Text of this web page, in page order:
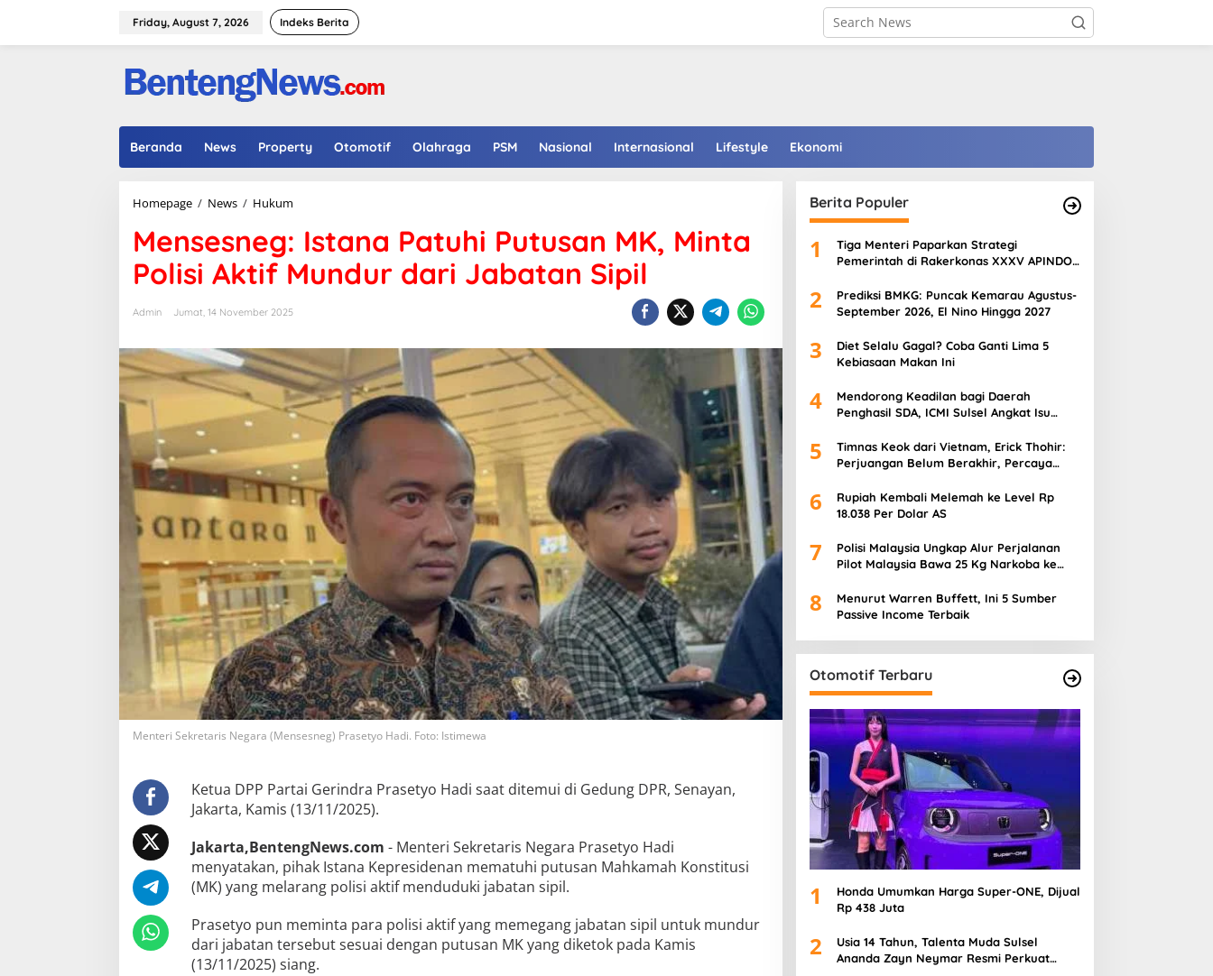
Friday, August 7, 2026 Indeks Berita
Beranda News Property Otomotif Olahraga PSM Nasional Internasional Lifestyle Ekonomi
Homepage / News / Hukum
Patuhi
Putusan
MK,
Minta
Aktif
dari
Jabatan
Sipil
Mensesneg: Istana Patuhi Putusan MK, Minta
Polisi Aktif Mundur dari Jabatan Sipil
Admin Jumat, 14 November 2025
Menteri Sekretaris Negara (Mensesneg) Prasetyo Hadi. Foto: Istimewa
Ketua DPP Partai Gerindra Prasetyo Hadi saat ditemui di Gedung DPR, Senayan,
Jakarta, Kamis (13/11/2025).
Jakarta,BentengNews.com - Menteri Sekretaris Negara Prasetyo Hadi
menyatakan, pihak Istana Kepresidenan mematuhi putusan Mahkamah Konstitusi
(MK) yang melarang polisi aktif menduduki jabatan sipil.
Prasetyo pun meminta para polisi aktif yang memegang jabatan sipil untuk mundur
dari jabatan tersebut sesuai dengan putusan MK yang diketok pada Kamis
(13/11/2025) siang.
Berita Populer
1
Tiga Menteri Paparkan Strategi
Pemerintah di Rakerkonas XXXV APINDO
2
Prediksi BMKG: Puncak Kemarau Agustus-
September 2026, El Nino Hingga 2027
3
Diet Selalu Gagal? Coba Ganti Lima 5
Kebiasaan Makan Ini
4
Mendorong Keadilan bagi Daerah
Penghasil SDA, ICMI Sulsel Angkat Isu
5
Timnas Keok dari Vietnam, Erick Thohir:
Perjuangan Belum Berakhir, Percaya
6
Rupiah Kembali Melemah ke Level Rp
18.038 Per Dolar AS
7
Polisi Malaysia Ungkap Alur Perjalanan
Pilot Malaysia Bawa 25 Kg Narkoba ke
8
Menurut Warren Buffett, Ini 5 Sumber
Passive Income Terbaik
Otomotif Terbaru
1
Honda Umumkan Harga Super-ONE, Dijual
Rp 438 Juta
2
Usia 14 Tahun, Talenta Muda Sulsel
Ananda Zayn Neymar Resmi Perkuat